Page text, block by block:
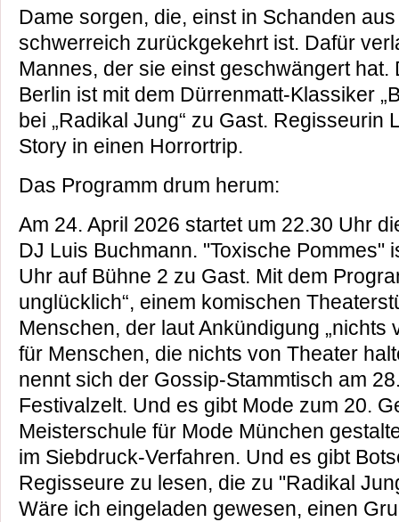
Dame sorgen, die, einst in Schanden
schwerreich zurückgekehrt ist. Dafür
Mannes, der sie einst geschwängert hat.
Berlin ist mit dem Dürrenmatt-Klassiker
bei „Radikal Jung“ zu Gast. Regisseurin
Story in einen Horrortrip.
Das Programm drum herum:
Am 24. April 2026 startet um 22.30 Uhr
DJ Luis Buchmann. "Toxische Pommes"
Uhr auf Bühne 2 zu Gast. Mit dem
unglücklich“, einem komischen
Menschen, der laut Ankündigung „nichts
für Menschen, die nichts von Theater
nennt sich der Gossip-Stammtisch am
Festivalzelt. Und es gibt Mode zum 20.
Meisterschule für Mode München
im Siebdruck-Verfahren. Und es gibt
Regisseure zu lesen, die zu "Radikal
Wäre ich eingeladen gewesen, einen